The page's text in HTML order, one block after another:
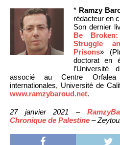
* Ramzy
rédacteur en
Son dernier
Be
Struggle
Prisons»
doctorat en
l’Université
associé au Centre Orfalea
internationales, Université de
www.ramzybaroud.net.
27 janvier 2021 –
Chronique de Palestine –